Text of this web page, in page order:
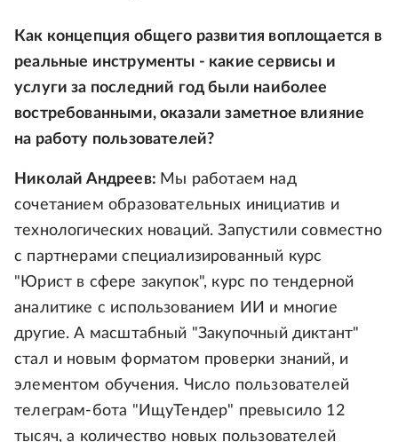
Как концепция общего развития воплощается в
реальные инструменты - какие сервисы и
услуги за последний год были наиболее
востребованными, оказали заметное влияние
на работу пользователей?
Николай Андреев: Мы работаем над
сочетанием образовательных инициатив и
технологических новаций. Запустили совместно
с партнерами специализированный курс
"Юрист в сфере закупок", курс по тендерной
аналитике с использованием ИИ и многие
другие. А масштабный "Закупочный диктант"
стал и новым форматом проверки знаний, и
элементом обучения. Число пользователей
телеграм-бота "ИщуТендер" превысило 12
тысяч, а количество новых пользователей